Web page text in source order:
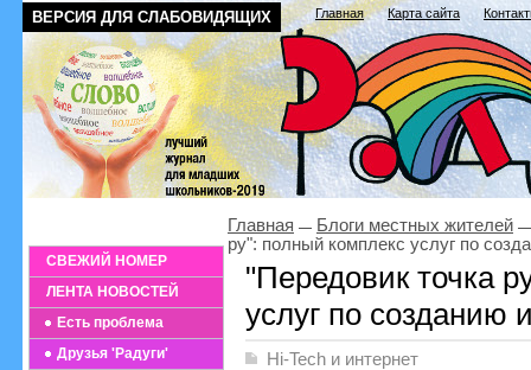
ВЕРСИЯ ДЛЯ СЛАБОВИДЯЩИХ Главная Карта сайта
СВЕЖИЙ НОМЕР
ЛЕНТА НОВОСТЕЙ
Есть проблема
Друзья 'Радуги'
Главная
Блоги местных жителей
ру": полный комплекс услуг по
"Передовик точка
услуг по созданию
Hi-Tech и интернет